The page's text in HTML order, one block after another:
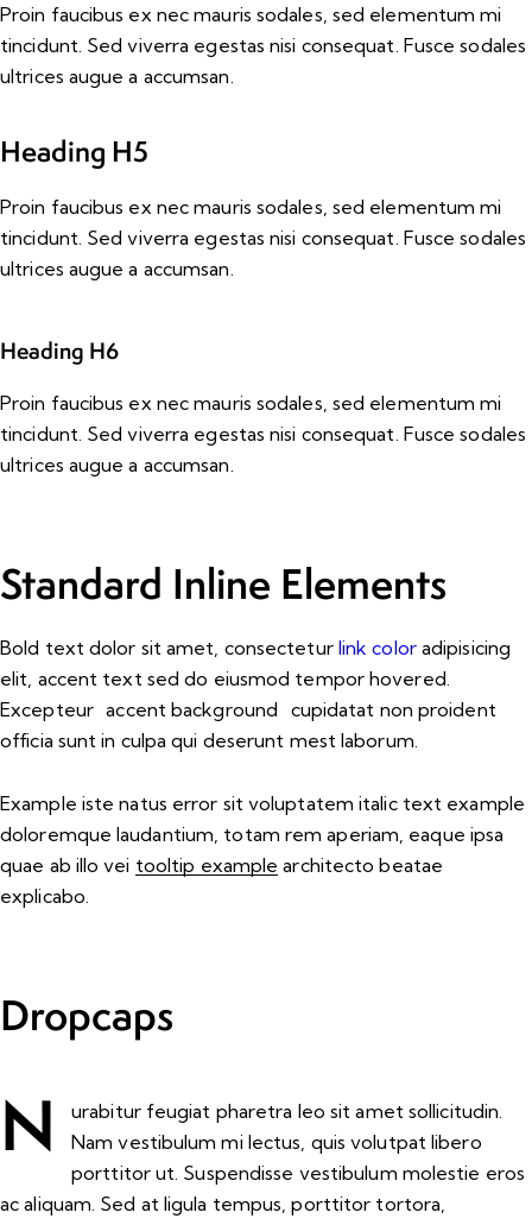
Proin faucibus ex nec mauris sodales, sed elementum mi
tincidunt. Sed viverra egestas nisi consequat. Fusce sodales
ultrices augue a accumsan.
Heading H5
Proin faucibus ex nec mauris sodales, sed elementum mi
tincidunt. Sed viverra egestas nisi consequat. Fusce sodales
ultrices augue a accumsan.
Heading H6
Proin faucibus ex nec mauris sodales, sed elementum mi
tincidunt. Sed viverra egestas nisi consequat. Fusce sodales
ultrices augue a accumsan.
Standard Inline Elements
Bold textdolor sit amet, consectetur link coloradipisicing
elit, accent text sed do eiusmod tempor hovered.
Excepteur accent background cupidatat non proident
officia sunt in culpa qui deserunt mest laborum.
Example iste natus error sit voluptatem italic text example
doloremque laudantium, totam rem aperiam, eaque ipsa
quae ab illo vei tooltip example architecto beatae
explicabo.
Dropcaps
N
urabitur feugiat pharetra leo sit amet sollicitudin.
Nam vestibulum mi lectus, quis volutpat libero
porttitor ut. Suspendisse vestibulum molestie eros
ac aliquam. Sed at ligula tempus, porttitor tortora,